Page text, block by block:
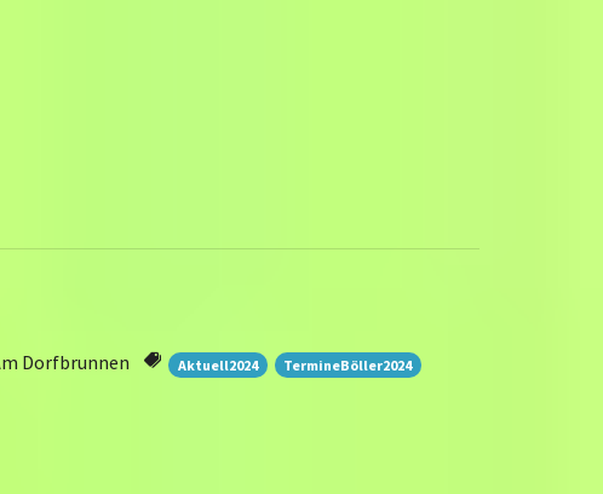
Dorfbrunnen Aktuell2024 TermineBöller2024